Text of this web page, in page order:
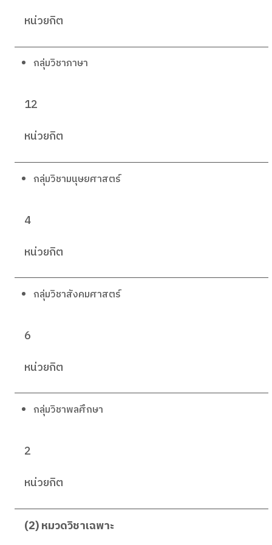
หน่วยกิต
กลุ่มวิชาภาษา
12
หน่วยกิต
กลุ่มวิชามนุษยศาสตร์
4
หน่วยกิต
กลุ่มวิชาสังคมศาสตร์
6
หน่วยกิต
กลุ่มวิชาพลศึกษา
2
หน่วยกิต
(2) หมวดวิชาเฉพาะ